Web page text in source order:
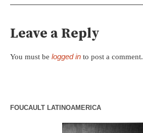
Leave a Reply
You must be logged in to post a comment.
FOUCAULT LATINOAMERICA